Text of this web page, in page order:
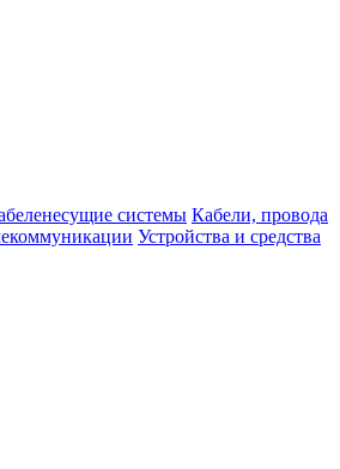
системы Кабели, провода
Устройства и средства